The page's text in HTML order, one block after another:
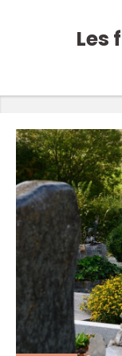
Les